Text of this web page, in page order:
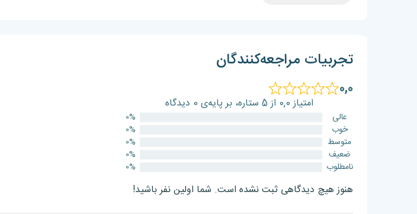
تجربیات مراجعه‌کنندگان
0,0
امتیاز 0,0 از 5 ستاره، بر پایه‌ی 0 دیدگاه
عالی
0%
خوب
0%
متوسط
0%
ضعیف
0%
نامطلوب
0%
هنوز هیچ دیدگاهی ثبت نشده است. شما اولین نفر باشید!